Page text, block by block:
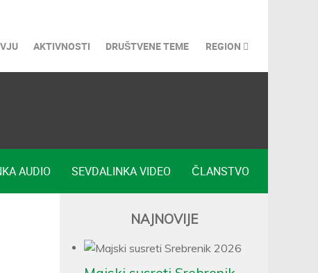
AKTIVNOSTI DRUŠTVENE TEME REGION
AUDIO SEVDALINKA VIDEO ČLANSTVO
NAJNOVIJE